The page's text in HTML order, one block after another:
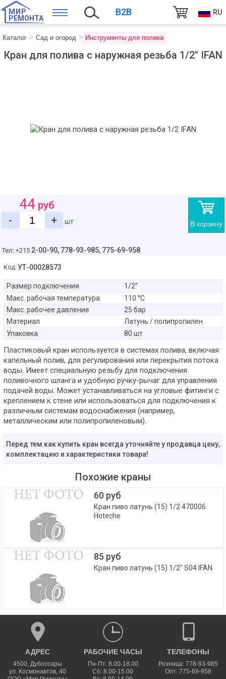
МИР
РЕМОНТА
B2B RU
Каталог Сад и огород Инструменты для полива
Кран для полива с наружная резьба 1/2" IFAN
В корзину
44 руб
-
+ шт
Тел: +215 2-00-90, 778-93-985, 775-69-958
Код: УТ-00028573
Размер подключения 1/2"
Макс. рабочая температура
110 °C
Макс. рабочее давление
25 бар
Материал
Латунь / полипропилен
Упаковка
80 шт
Пластиковый кран используется в системах полива, включая
капельный полив, для регулирования или перекрытия потока
воды. Имеет специальную резьбу для подключения
поливочного шланга и удобную ручку-рычаг для управления
подачей воды. Может устанавливаться на угловые фитинги с
креплением к стене или использоваться для подключения к
различным системам водоснабжения (например,
металлическим или полипропиленовым).
Перед тем как купить кран всегда уточняйте у продавца цену,
комплектацию и характеристики товара!
Похожие краны
60 руб
Кран пиво латунь (15) 1/2 470006
Hoteche
85 руб
Кран пиво латунь (15) 1/2" S04 IFAN
АДРЕС
4500,Дубоссары
ул. Космонавтов, 40
РАБОЧИЕ ЧАСЫ
Пн-Пт: 8.00-18.00
Сб: 8.00-15.00
ТЕЛЕФОНЫ
Розница: 778-93-985
Опт: 775-69-958